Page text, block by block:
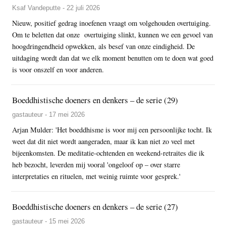
Ksaf Vandeputte - 22 juli 2026
Nieuw, positief gedrag inoefenen vraagt om volgehouden overtuiging.
Om te beletten dat onze overtuiging slinkt, kunnen we een gevoel van
hoogdringendheid opwekken, als besef van onze eindigheid. De
uitdaging wordt dan dat we elk moment benutten om te doen wat goed
is voor onszelf en voor anderen.
Boeddhistische doeners en denkers – de serie (29)
gastauteur - 17 mei 2026
Arjan Mulder: 'Het boeddhisme is voor mij een persoonlijke tocht. Ik
weet dat dit niet wordt aangeraden, maar ik kan niet zo veel met
bijeenkomsten. De meditatie-ochtenden en weekend-retraites die ik
heb bezocht, leverden mij vooral 'ongeloof op – over starre
interpretaties en rituelen, met weinig ruimte voor gesprek.'
Boeddhistische doeners en denkers – de serie (27)
gastauteur - 15 mei 2026